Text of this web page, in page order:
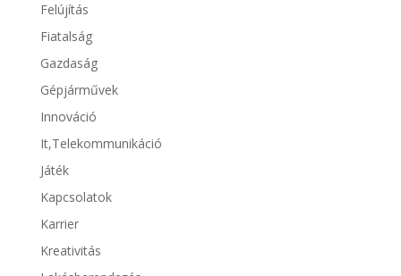
Felújítás
Fiatalság
Gazdaság
Gépjárművek
Innováció
It,Telekommunikáció
Játék
Kapcsolatok
Karrier
Kreativitás